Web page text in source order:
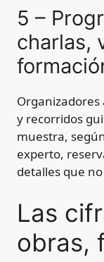
5 –
charlas,
y recorridos
muestra,
experto,
detalles que
Las
obras,